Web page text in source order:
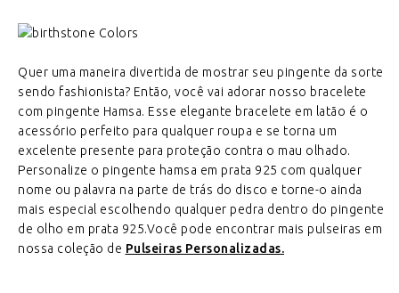
Quer uma maneira divertida de mostrar seu pingente da sorte
sendo fashionista? Então, você vai adorar nosso bracelete
com pingente Hamsa. Esse elegante bracelete em latão é o
acessório perfeito para qualquer roupa e se torna um
excelente presente para proteção contra o mau olhado.
Personalize o pingente hamsa em prata 925 com qualquer
nome ou palavra na parte de trás do disco e torne-o ainda
mais especial escolhendo qualquer pedra dentro do pingente
de olho em prata 925.Você pode encontrar mais pulseiras em
nossa coleção de Pulseiras Personalizadas.